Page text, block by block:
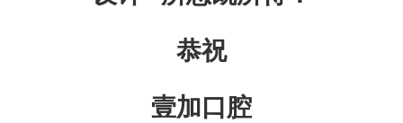
恭祝
壹加口腔